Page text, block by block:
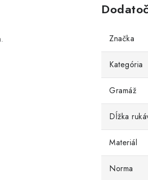
Značka
Kategória
Gramáž
Dĺžka
Materiál
Norma